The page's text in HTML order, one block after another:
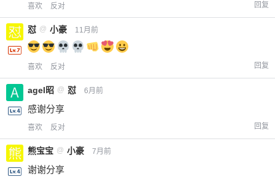
喜欢 反对 回复
怼 @ 小豪 11月前
喜欢 反对 回复
agel昭 @ 怼 6月前
感谢分享
喜欢 反对 回复
熊宝宝 @ 小豪 7月前
谢谢分享